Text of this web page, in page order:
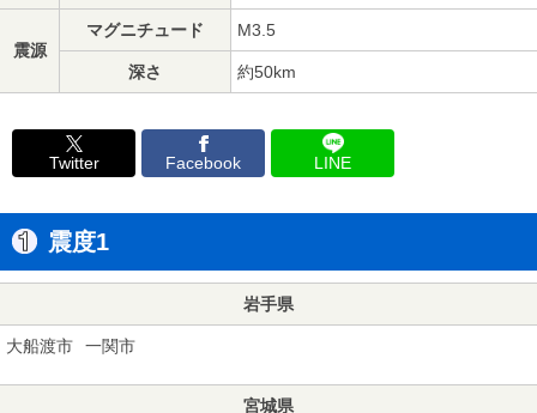
震源
マグニチュード M3.5
深さ 約50km
Twitter Facebook LINE
震度1
岩手県
大船渡市 一関市
宮城県